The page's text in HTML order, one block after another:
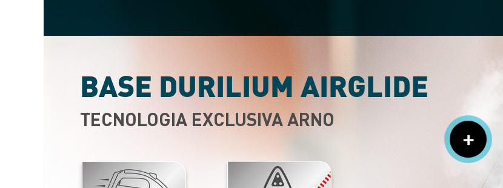
BASE DURILIUM AIRGLIDE
TECNOLOGIA EXCLUSIVA ARNO